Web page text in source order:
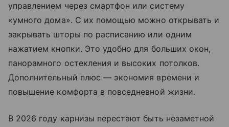
управлением через смартфон или систему
«умного дома». С их помощью можно открывать и
закрывать шторы по расписанию или одним
нажатием кнопки. Это удобно для больших окон,
панорамного остекления и высоких потолков.
Дополнительный плюс — экономия времени и
повышение комфорта в повседневной жизни.
В 2026 году карнизы перестают быть незаметной